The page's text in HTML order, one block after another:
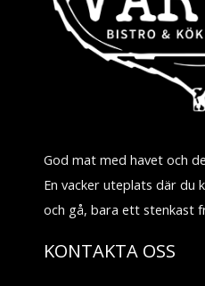
God mat med havet och
En vacker uteplats där du
och gå, bara ett stenkast
KONTAKTA OSS